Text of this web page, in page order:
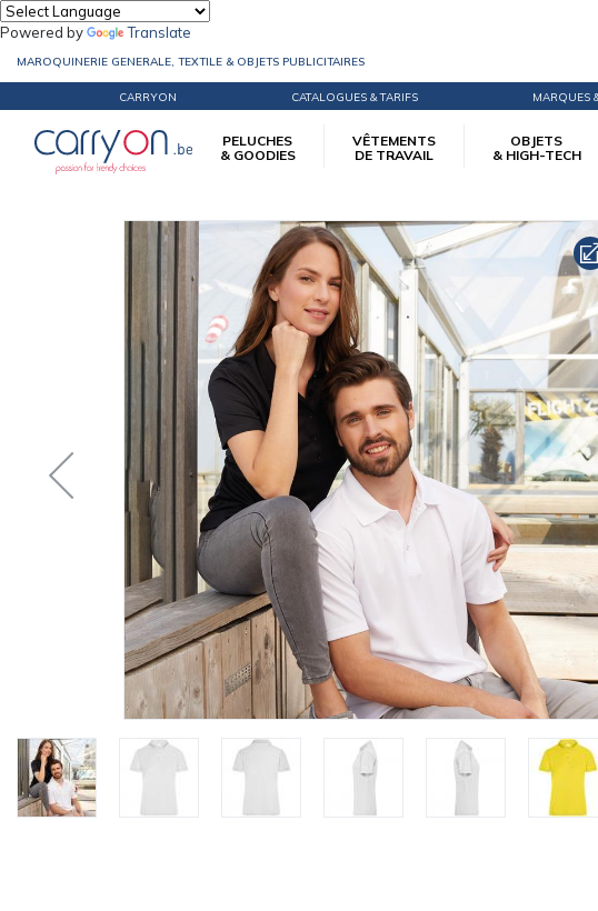
Powered by Translate
MAROQUINERIE GENERALE, TEXTILE & OBJETS PUBLICITAIRES
CARRYON CATALOGUES & TARIFS MARQUES
PELUCHES
& GOODIES
VÊTEMENTS
DE TRAVAIL
OBJETS
& HIGH-TECH
Accueil Vêtements d'image